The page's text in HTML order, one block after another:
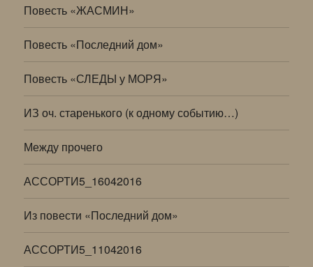
Повесть «ЖАСМИН»
Повесть «Последний дом»
Повесть «СЛЕДЫ у МОРЯ»
ИЗ оч. старенького (к одному событию…)
Между прочего
АССОРТИ5_16042016
Из повести «Последний дом»
АССОРТИ5_11042016